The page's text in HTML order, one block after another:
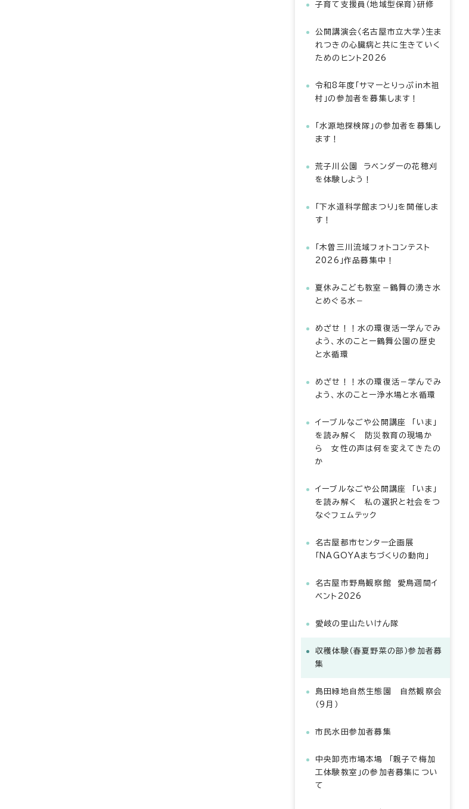
子育て支援員（地域型保育）研修
公開講演会〈名古屋市立大学〉生ま
れつきの心臓病と共に生きていく
ためのヒント2026
令和8年度「サマーとりっぷin木祖
村」の参加者を募集します！
「水源地探検隊」の参加者を募集し
ます！
荒子川公園 ラベンダーの花穂刈
を体験しよう！
「下水道科学館まつり」を開催しま
す！
「木曽三川流域フォトコンテスト
2026」作品募集中！
夏休みこども教室－鶴舞の湧き水
とめぐる水－
めざせ！！水の環復活ー学んでみ
よう、水のことー鶴舞公園の歴史
と水循環
めざせ！！水の環復活－学んでみ
よう、水のことー浄水場と水循環
イーブルなごや公開講座 「いま」
を読み解く 防災教育の現場か
ら 女性の声は何を変えてきたの
か
イーブルなごや公開講座 「いま」
を読み解く 私の選択と社会をつ
なぐフェムテック
名古屋都市センター企画展
「NAGOYAまちづくりの動向」
名古屋市野鳥観察館 愛鳥週間イ
ベント2026
愛岐の里山たいけん隊
収穫体験（春夏野菜の部）参加者募
集
島田緑地自然生態園 自然観察会
（9月）
市民水田参加者募集
中央卸売市場本場 「親子で梅加
工体験教室」の参加者募集につい
て